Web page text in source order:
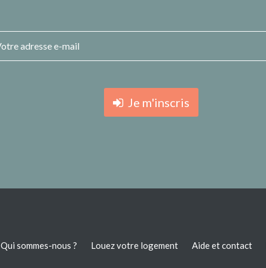
Je m'inscris
Qui sommes-nous ? Louez votre logement Aide et contact